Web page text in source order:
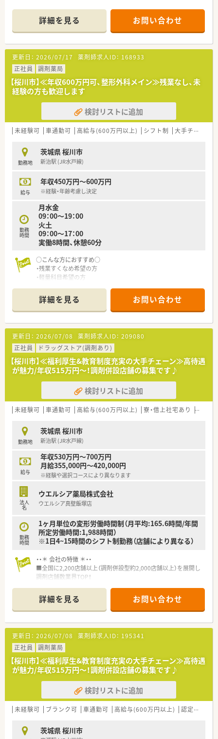
詳細を見る お問い合わせ
更新日： 2026/07/17 薬剤師求人ID： 168933
正社員
調剤薬局
【桜川市】≪年収600万円可、整形外科メイン≫残業なし、未
経験の方も歓迎します
検討リストに追加
未経験可 車通勤可 高給与(600万円以上) シフト制 大手チェーン以外
勤務地
茨城県 桜川市
新治駅 (JR水戸線)
給与
年収450万円～600万円
※経験・年齢考慮し決定
勤務
時間
月水金
09：00～19：00
火土
09：00～17：00
実働8時間、休憩60分
○こんな方におすすめ○
・残業すくなめ希望の方
・軽量科目希望の方
詳細を見る お問い合わせ
更新日： 2026/07/08 薬剤師求人ID： 209080
正社員
ドラッグストア(調剤あり)
【桜川市】≪福利厚生&教育制度充実の大手チェーン≫高待遇
が魅力/年収515万円～！調剤併設店舗の募集です♪
検討リストに追加
未経験可 車通勤可 高給与(600万円以上) 寮・借上社宅あり 教育制
勤務地
茨城県 桜川市
新治駅 (JR水戸線)
給与
年収530万円～700万円
月給355,000円～420,000円
※経験や選択コースにより異なります
法人
名
ウエルシア薬局株式会社
ウエルシア真壁飯塚店
勤務
時間
1ヶ月単位の変形労働時間制（月平均:165.6時間/年間
所定労働時間:1,988時間）
※1日4~15時間のシフト制勤務（店舗により異なる）
・・＊ 会社の特徴 ＊・・
■全国に2,200店舗以上（調剤併設型約2,000店舗以上）を展開し
調剤店舗数業界TOP！
頑張り次第で高給与も可能！
■経験や勤務コースによりますが、経験の少ない方でも500万前
半スタートと業界TOP水準！
■職種や職域に合わせ、豊富な社内研修や外部組織と連携した研
修を用意されています
■薬剤師が中心の会社だからこそ活躍できるキャリアパスが多
種多様に用意されています。
■店舗拡大に伴い、エリアマネジャーや営業部長等のマネジメン
トのポジションも増えます。
■在宅や教育等の専門性を活かせるスペシャリストを目指すこ
とも可能です。
■その他にも、管理部門や商品部門等の本社スタッフなど活動領
域は多種多様です。
■在宅実施店舗は年々増加しており、在宅医療へもしっかりと関
■育児休暇は3歳まで取得が可能で、時短制度は小学5年生まで
時短勤務ができるよう変更予定です。
詳細を見る お問い合わせ
更新日： 2026/07/08 薬剤師求人ID： 195341
正社員
調剤薬局
【桜川市】≪福利厚生&教育制度充実の大手チェーン≫高待遇
が魅力/年収515万円～！調剤併設店舗の募集です♪
検討リストに追加
未経験可 ブランク可 車通勤可 高給与(600万円以上) 認定薬剤師取得支援あり
茨城県 桜川市